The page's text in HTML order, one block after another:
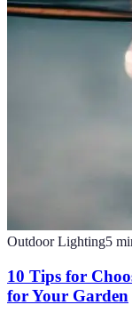
Outdoor Lighting5
10 Tips for
for Your Garden